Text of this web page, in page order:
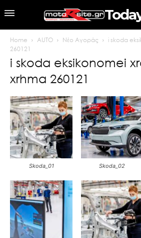
Home AUTO Νέο Αγοράς
i skoda
260121
i skoda eksikonomei
xrhma 260121
Skoda_01 Skoda_02